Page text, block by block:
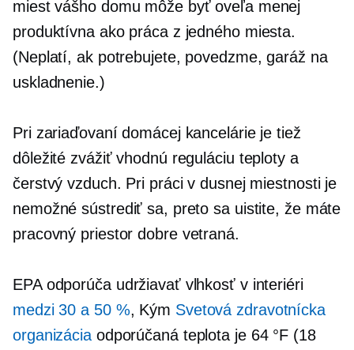
miest vášho domu môže byť oveľa menej
produktívna ako práca z jedného miesta.
(Neplatí, ak potrebujete, povedzme, garáž na
uskladnenie.)
Pri zariaďovaní domácej kancelárie je tiež
dôležité zvážiť vhodnú reguláciu teploty a
čerstvý vzduch. Pri práci v dusnej miestnosti je
nemožné sústrediť sa, preto sa uistite, že máte
pracovný priestordobre vetraná.
EPA odporúča udržiavať vlhkosť v interiéri
medzi 30 a 50 %, Kým Svetová zdravotnícka
organizáciaodporúčaná teplota je 64 °F (18